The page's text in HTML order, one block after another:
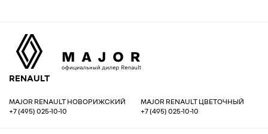
RENAULT
MAJOR RENAULT НОВОРИЖСКИЙ
+7 (495) 025-10-10
MAJOR RENAULT ЦВЕТОЧНЫЙ
+7 (495) 025-10-10